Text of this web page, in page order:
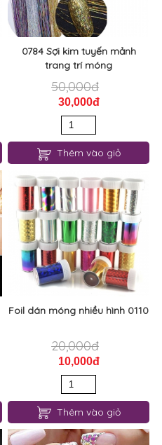
0784 Sợi kim tuyến mảnh
trang trí móng
50,000đ
30,000đ
Thêm vào giỏ
Foil dán móng nhiều hình 0110
20,000đ
10,000đ
Thêm vào giỏ